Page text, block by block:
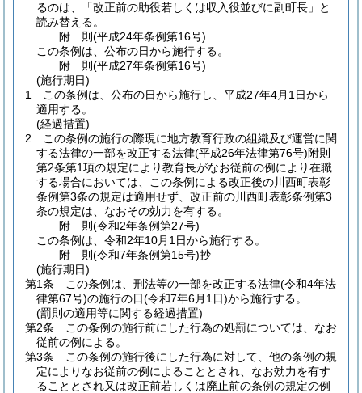
るのは、「改正前の助役若しくは収入役並びに副町長」と
読み替える。
附 則(平成24年条例第16号)
この条例は、公布の日から施行する。
附 則(平成27年条例第16号)
(施行期日)
1
この条例は、公布の日から施行し、平成27年4月1日から
適用する。
(経過措置)
2
この条例の施行の際現に地方教育行政の組織及び運営に関
する法律の一部を改正する法律(平成26年法律第76号)附則
第2条第1項の規定により教育長がなお従前の例により在職
する場合においては、この条例による改正後の川西町表彰
条例第3条の規定は適用せず、改正前の川西町表彰条例第3
条の規定は、なおその効力を有する。
附 則(令和2年条例第27号)
この条例は、令和2年10月1日から施行する。
附 則(令和7年条例第15号)抄
(施行期日)
第1条
この条例は、刑法等の一部を改正する法律(令和4年法
律第67号)の施行の日(令和7年6月1日)から施行する。
(罰則の適用等に関する経過措置)
第2条
この条例の施行前にした行為の処罰については、なお
従前の例による。
第3条
この条例の施行後にした行為に対して、他の条例の規
定によりなお従前の例によることとされ、なお効力を有す
ることとされ又は改正前若しくは廃止前の条例の規定の例